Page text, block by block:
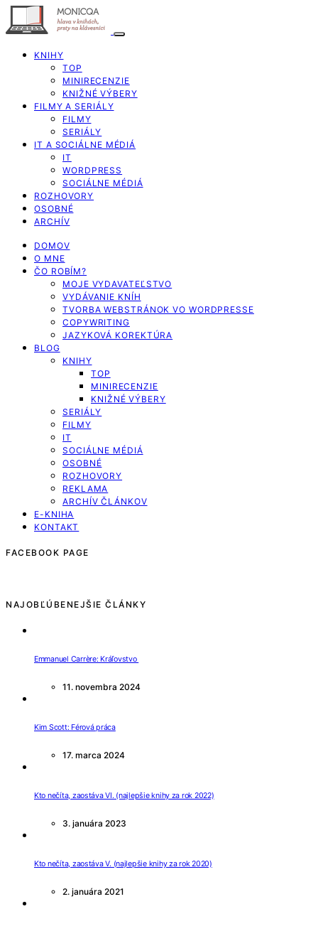
KNIHY
TOP
MINIRECENZIE
KNIŽNÉ VÝBERY
FILMY A SERIÁLY
FILMY
SERIÁLY
IT A SOCIÁLNE MÉDIÁ
IT
WORDPRESS
SOCIÁLNE MÉDIÁ
ROZHOVORY
OSOBNÉ
ARCHÍV
DOMOV
O MNE
ČO ROBÍM?
MOJE VYDAVATEĽSTVO
VYDÁVANIE KNÍH
TVORBA WEBSTRÁNOK VO WORDPRESSE
COPYWRITING
JAZYKOVÁ KOREKTÚRA
BLOG
KNIHY
TOP
MINIRECENZIE
KNIŽNÉ VÝBERY
SERIÁLY
FILMY
IT
SOCIÁLNE MÉDIÁ
OSOBNÉ
ROZHOVORY
REKLAMA
ARCHÍV ČLÁNKOV
E-KNIHA
KONTAKT
FACEBOOK PAGE
NAJOBĽÚBENEJŠIE ČLÁNKY
Emmanuel Carrère: Kráľovstvo
11. novembra 2024
Kim Scott: Férová práca
17. marca 2024
Kto nečíta, zaostáva VI. (najlepšie knihy za rok 2022)
3. januára 2023
Kto nečíta, zaostáva V. (najlepšie knihy za rok 2020)
2. januára 2021